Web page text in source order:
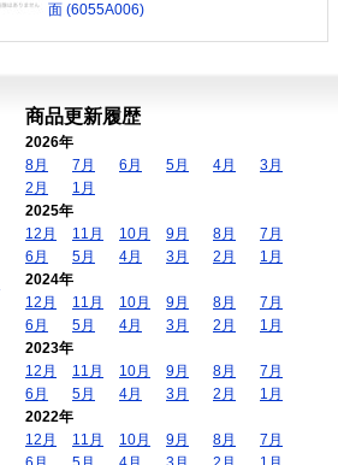
面 (6055A006)
商品更新履歴
2026年
8月
7月 6月 5月 4月
3月
2月
1月
2025年
12月
11月 10月 9月 8月
7月
6月
5月 4月 3月 2月
1月
2024年
12月
11月 10月 9月 8月
7月
6月
5月 4月 3月 2月
1月
2023年
12月
11月 10月 9月 8月
7月
6月
5月 4月 3月 2月
1月
2022年
12月
11月 10月 9月 8月
7月